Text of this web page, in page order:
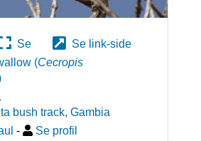
Se
Se link-side
(Cecropis
bush track, Gambia
- Se profil